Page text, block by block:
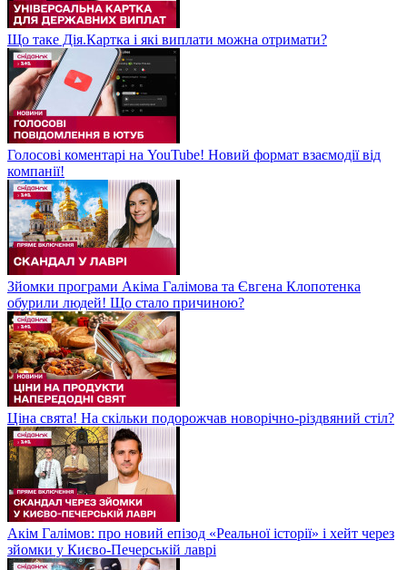
Що таке Дія.Картка і які виплати можна отримати?
Голосові коментарі на YouTube! Новий формат взаємодії від
компанії!
Зйомки програми Акіма Галімова та Євгена Клопотенка
обурили людей! Що стало причиною?
Ціна свята! На скільки подорожчав новорічно-різдвяний стіл?
Акім Галімов: про новий епізод «Реальної історії» і хейт через
зйомки у Києво-Печерській лаврі